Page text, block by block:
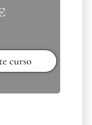
curso